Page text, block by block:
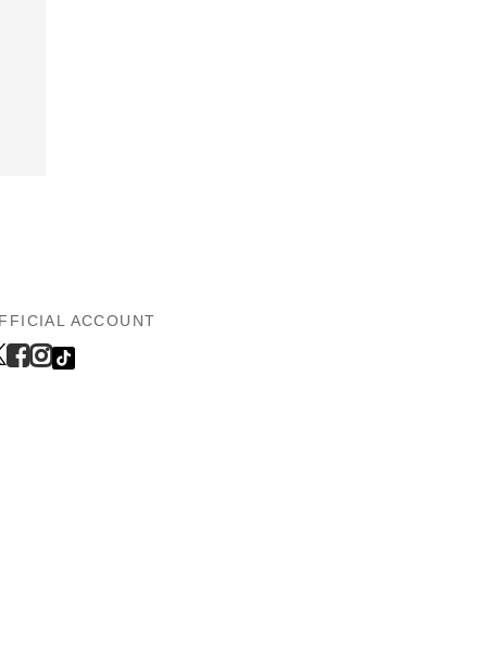
ACCOUNT